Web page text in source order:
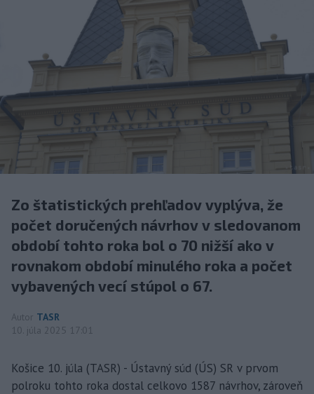
Zo štatistických prehľadov vyplýva, že
počet doručených návrhov v sledovanom
období tohto roka bol o 70 nižší ako v
rovnakom období minulého roka a počet
vybavených vecí stúpol o 67.
Autor TASR
10. júla 2025 17:01
Košice 10. júla (TASR) - Ústavný súd (ÚS) SR v prvom
polroku tohto roka dostal celkovo 1587 návrhov, zároveň